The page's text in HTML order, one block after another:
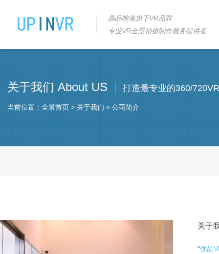
晶品映像旗下VR品牌
专业VR全景拍摄制作服务提供者
关于我们 About US 打造最专业的360/
当前位置： 全景首页 > 关于我们 > 公司简介
关于
“优品